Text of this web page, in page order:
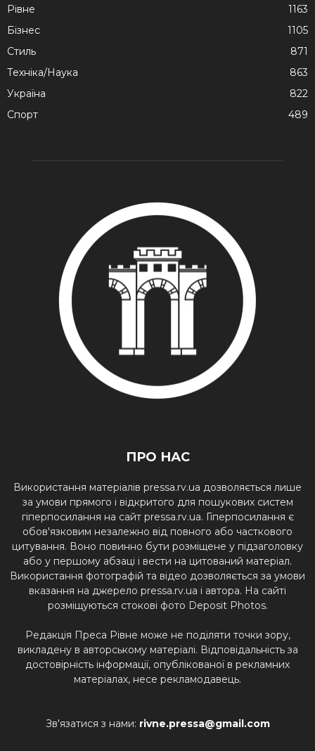
Рівне
1163
Бізнес
1105
Стиль
871
Техніка/Наука
863
Україна
822
Спорт
489
ПРО НАС
Використання матеріалів pressa.rv.ua дозволяється лише
за умови прямого і відкритого для пошукових систем
гіперпосилання на сайт pressa.rv.ua. Гіперпосилання є
обов'язковим незалежно від повного або часткового
цитування. Воно повинно бути розміщене у підзаголовку
або у першому абзаці і вести на цитований матеріал.
Використання фотографій та відео дозволяється за умови
вказання на джерело pressa.rv.ua і автора. На сайті
розміщуються стокові фото Deposit Photos.
Редакція Преса Рівне може не поділяти точки зору,
викладену в авторському матеріалі. Відповідальність за
достовірність інформації, опублікованої в рекламних
матеріалах, несе рекламодавець.
Зв'язатися з нами: rivne.pressa@gmail.com